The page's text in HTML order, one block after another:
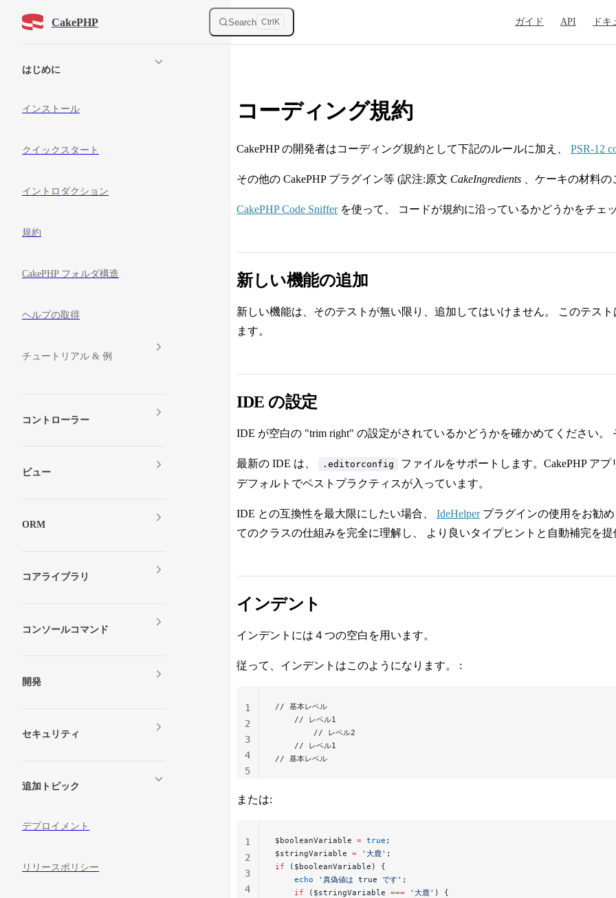
Skip to contentCakePHP Search Ctrl K ガイド API ドキ
はじめに
インストール
クイックスタート
イントロダクション
規約
CakePHP フォルダ構造
ヘルプの取得
チュートリアル & 例
コントローラー
ビュー
ORM
コアライブラリ
コンソールコマンド
開発
セキュリティ
追加トピック
デプロイメント
リリースポリシー
コーディング規約
CakePHP の開発者はコーディング規約として下記のルールに加え、 PSR-12
その他の CakePHP プラグイン等 (訳注:原文 CakeIngredients 、ケーキの材料
CakePHP Code Snifferを使って、 コードが規約に沿っているかどうかをチェ
新しい機能の追加
新しい機能は、そのテストが無い限り、追加してはいけません。 このテス
ます。
IDE の設定
IDE が空白の "trim right" の設定がされているかどうかを確かめてください。
最新の IDE は、 .editorconfig
ファイルをサポートします。CakePHP ア
デフォルトでベストプラクティスが入っています。
IDE との互換性を最大限にしたい場合、 IdeHelperプラグインの使用をお勧
てのクラスの仕組みを完全に理解し、 より良いタイプヒントと自動補完を提
インデント
インデントには４つの空白を用います。
従って、インデントはこのようになります。 :
// 基本レベル
    // レベル1
        // レベル2
    // レベル1
// 基本レベル
1
2
3
4
5
または:
$booleanVariable = true ;
$stringVariable = '大鹿' ;
if ($booleanVariable) {
    echo
'真偽値は true です' ;
    if
($stringVariable === '大鹿' ) {
1
2
3
4